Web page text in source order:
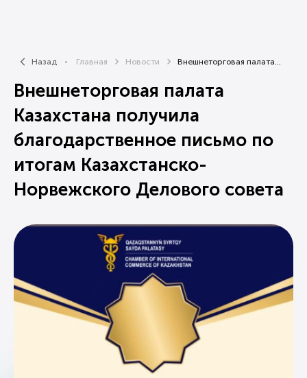
Назад Главная Новости Внешнеторговая палата...
Внешнеторговая палата
Казахстана получила
благодарственное письмо по
итогам Казахстанско-
Норвежского Делового совета